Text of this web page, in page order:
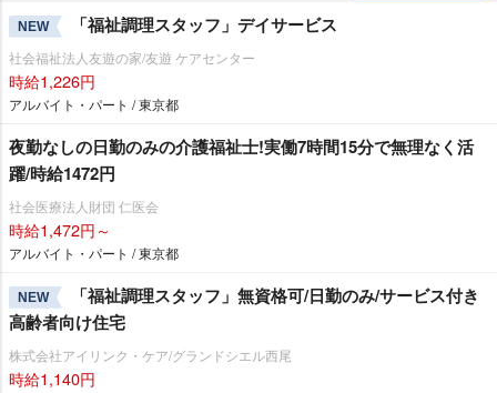
NEW 「福祉調理スタッフ」デイサービス
社会福祉法人友遊の家/友遊 ケアセンター
時給1,226円
アルバイト・パート / 東京都
夜勤なしの日勤のみの介護福祉士!実働7時間15分で無理なく活
躍/時給1472円
社会医療法人財団 仁医会
時給1,472円～
アルバイト・パート / 東京都
NEW
「福祉調理スタッフ」無資格可/日勤のみ/サービス付き
高齢者向け住宅
株式会社アイリンク・ケア/グランドシエル西尾
時給1,140円